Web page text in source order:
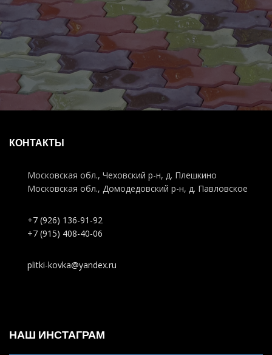
КОНТАКТЫ
Московская обл., Чеховский р-н, д. Плешкино
Московская обл., Домодедовский р-н, д. Павловское
+7 (926) 136-91-92
+7 (915) 408-40-06
plitki-kovka@yandex.ru
НАШ ИНСТАГРАМ